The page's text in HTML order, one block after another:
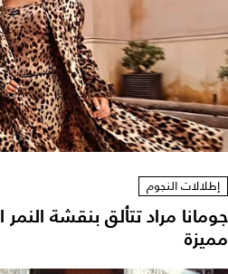
إطلالات النجوم
جومانا مراد تتألق بنقشة
مميزة